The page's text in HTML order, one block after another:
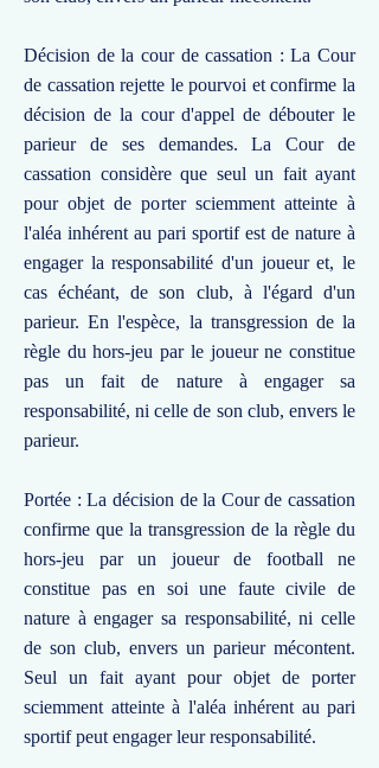
Décision de la cour de cassation : La Cour
de cassation rejette le pourvoi et confirme la
décision de la cour d'appel de débouter le
parieur de ses demandes. La Cour de
cassation considère que seul un fait ayant
pour objet de porter sciemment atteinte à
l'aléa inhérent au pari sportif est de nature à
engager la responsabilité d'un joueur et, le
cas échéant, de son club, à l'égard d'un
parieur. En l'espèce, la transgression de la
règle du hors-jeu par le joueur ne constitue
pas un fait de nature à engager sa
responsabilité, ni celle de son club, envers le
parieur.
Portée : La décision de la Cour de cassation
confirme que la transgression de la règle du
hors-jeu par un joueur de football ne
constitue pas en soi une faute civile de
nature à engager sa responsabilité, ni celle
de son club, envers un parieur mécontent.
Seul un fait ayant pour objet de porter
sciemment atteinte à l'aléa inhérent au pari
sportif peut engager leur responsabilité.